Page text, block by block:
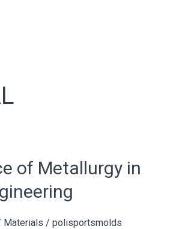
of Metallurgy in
Materials / polisportsmolds